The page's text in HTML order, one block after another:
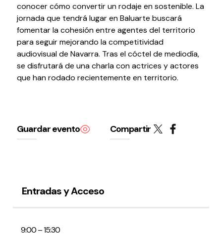
Servicios
Organizar evento
Testimonios
Últimos Eventos
Baluarte
Cómo llegar
Actualidad
Preguntas frecuentes
conocer cómo convertir un rodaje en sostenible. La
jornada que tendrá lugar en Baluarte buscará
fomentar la cohesión entre agentes del territorio
para seguir mejorando la competitividad
audiovisual de Navarra. Tras el cóctel de mediodía,
se disfrutará de una charla con actrices y actores
que han rodado recientemente en territorio.
Guardar evento Compartir
Entradas y Acceso
9:00 – 15:30